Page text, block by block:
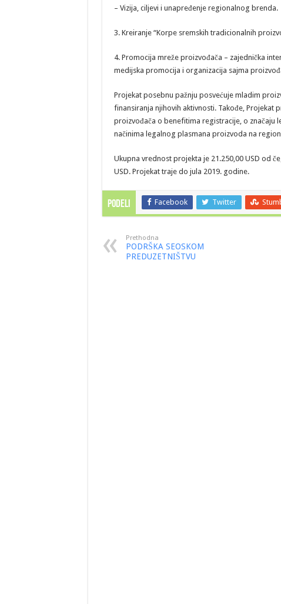
– Vizija, ciljevi i unapređenje regionalnog brenda.
3. Kreiranje “Korpe sremskih tradicionalnih
4. Promocija mreže proizvođača – zajednička
medijska promocija i organizacija sajma
Projekat posebnu pažnju posvećuje mladim
finansiranja njihovih aktivnosti. Takođe, Projekat
proizvođača o benefitima registracije, o
načinima legalnog plasmana proizvoda na
Ukupna vrednost projekta je 21.250,00 USD od
USD. Projekat traje do jula 2019. godine.
PODELI Facebook Twitter
Prethodna
PODRŠKA SEOSKOM
PREDUZETNIŠTVU